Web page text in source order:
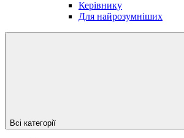
Керівнику
Для найрозумніших
Всі категорії